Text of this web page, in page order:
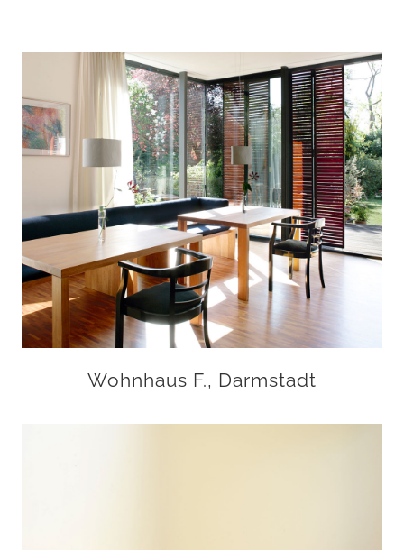
Wohnhaus F., Darmstadt